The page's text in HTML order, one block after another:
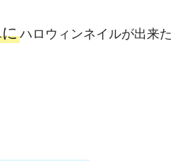
ハロウィンネイルが出来た